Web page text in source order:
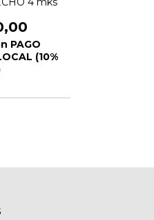
PAGO
(10%